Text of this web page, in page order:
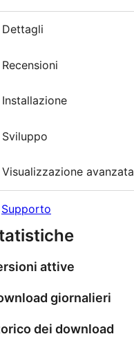
Dettagli
Recensioni
Installazione
Sviluppo
Visualizzazione avanzata
Supporto
attive
giornalieri
dei download